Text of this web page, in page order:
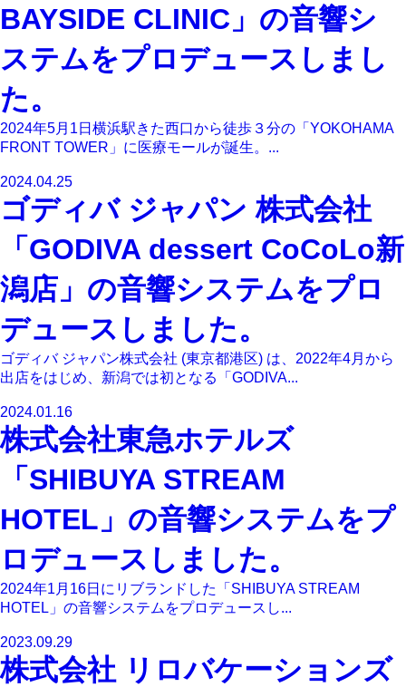
BAYSIDE CLINIC」の音響シ
ステムをプロデュースしまし
た。
2024年5月1日横浜駅きた西口から徒歩３分の「YOKOHAMA
FRONT TOWER」に医療モールが誕生。...
2024.04.25
ゴディバ ジャパン 株式会社
「GODIVA dessert CoCoLo新
潟店」の音響システムをプロ
デュースしました。
ゴディバ ジャパン株式会社 (東京都港区) は、2022年4月から
出店をはじめ、新潟では初となる「GODIVA...
2024.01.16
株式会社東急ホテルズ
「SHIBUYA STREAM
HOTEL」の音響システムをプ
ロデュースしました。
2024年1月16日にリブランドした「SHIBUYA STREAM
HOTEL」の音響システムをプロデュースし...
2023.09.29
株式会社 リロバケーションズ